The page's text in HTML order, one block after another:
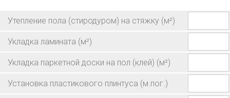
Утепление пола (стиродуром) на стяжку (м²)
Укладка ламината (м²)
Укладка паркетной доски на пол (клей) (м²)
Установка пластикового плинтуса (м.пог.)